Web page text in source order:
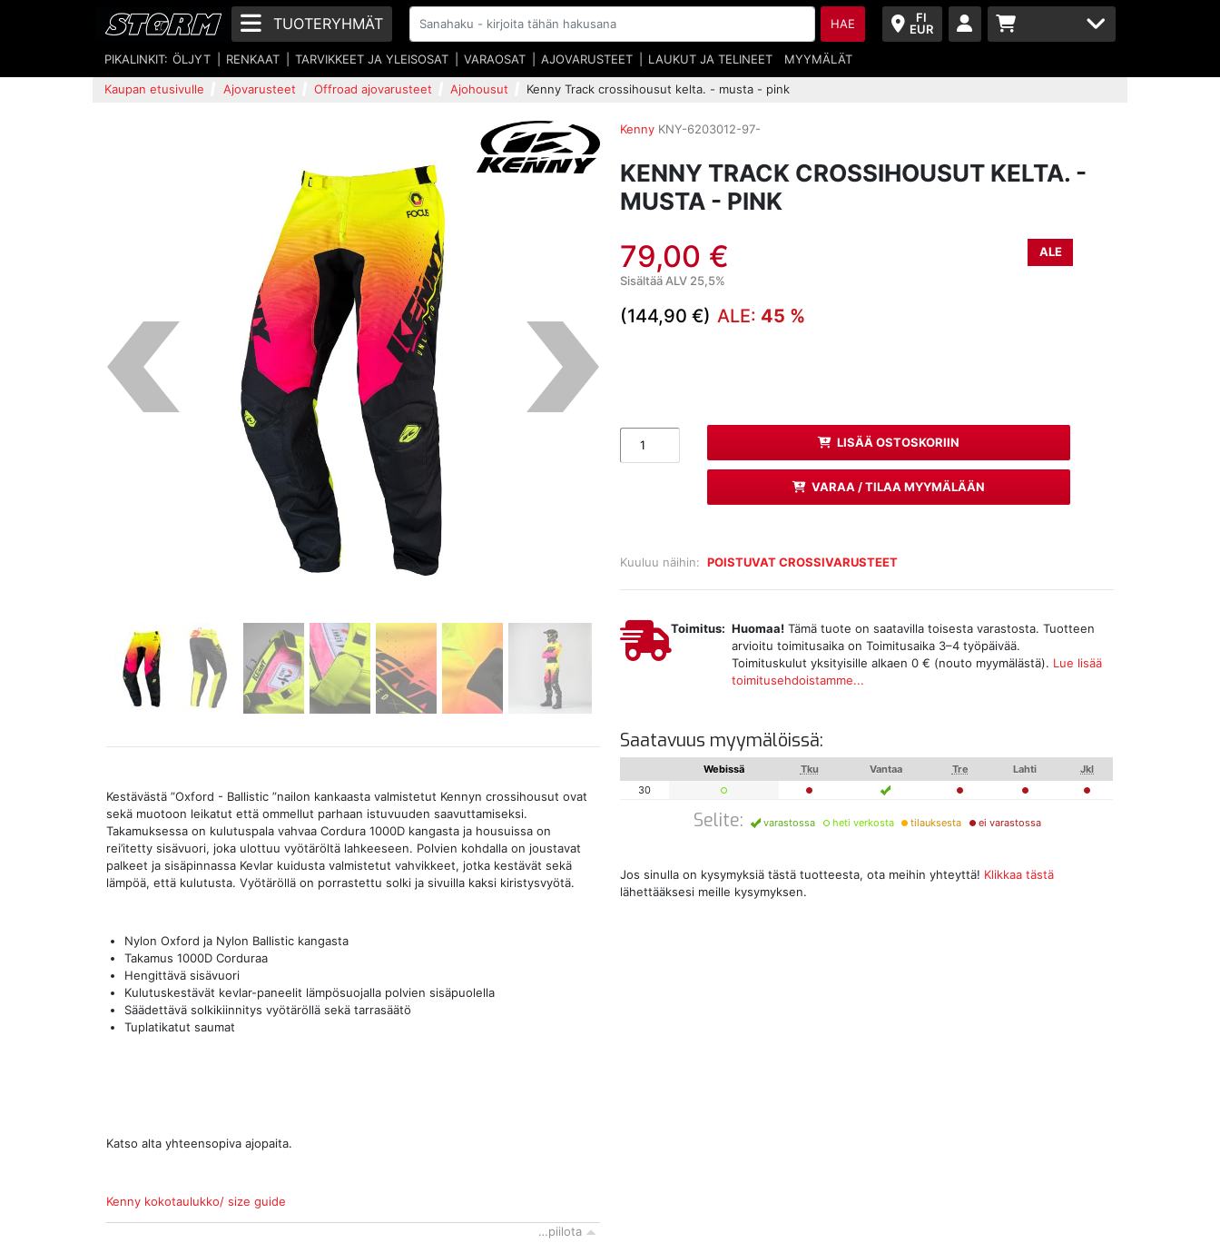
FI
EUR
TUOTERYHMÄT HAE
PIKALINKIT: ÖLJYT RENKAAT TARVIKKEET JA YLEISOSAT VARAOSAT AJOVARUSTEET LAUKUT JA TELINEET MYYMÄLÄT
Kaupan etusivulle Ajovarusteet Offroad ajovarusteet Ajohousut Kenny Track crossihousut kelta. - musta - pink
Kenny KNY-6203012-97-
KENNY TRACK CROSSIHOUSUT KELTA. -
MUSTA - PINK
79,00 €
ALE
Sisältää ALV 25,5%
(144,90 €) ALE: 45 %
LISÄÄ OSTOSKORIIN
VARAA / TILAA MYYMÄLÄÄN
Kuuluu näihin: POISTUVAT CROSSIVARUSTEET
Toimitus: Huomaa! Tämä tuote on saatavilla toisesta varastosta. Tuotteen
arvioitu toimitusaika on Toimitusaika 3–4 työpäivää.
Toimituskulut yksityisille alkaen 0 € (nouto myymälästä). Lue lisää
toimitusehdoistamme...
Saatavuus myymälöissä:
Webissä Tku Vantaa Tre Lahti
Jkl
30
Selite: varastossa heti verkosta tilauksesta ei varastossa
Jos sinulla on kysymyksiä tästä tuotteesta, ota meihin yhteyttä! Klikkaa tästä
lähettääksesi meille kysymyksen.
Kestävästä ”Oxford - Ballistic ”nailon kankaasta valmistetut Kennyn crossihousut ovat
sekä muotoon leikatut että ommellut parhaan istuvuuden saavuttamiseksi.
Takamuksessa on kulutuspala vahvaa Cordura 1000D kangasta ja housuissa on
rei’itetty sisävuori, joka ulottuu vyötäröltä lahkeeseen. Polvien kohdalla on joustavat
palkeet ja sisäpinnassa Kevlar kuidusta valmistetut vahvikkeet, jotka kestävät sekä
lämpöä, että kulutusta. Vyötäröllä on porrastettu solki ja sivuilla kaksi kiristysvyötä.
Nylon Oxford ja Nylon Ballistic kangasta
Takamus 1000D Corduraa
Hengittävä sisävuori
Kulutuskestävät kevlar-paneelit lämpösuojalla polvien sisäpuolella
Säädettävä solkikiinnitys vyötäröllä sekä tarrasäätö
Tuplatikatut saumat
Katso alta yhteensopiva ajopaita.
Kenny kokotaulukko/ size guide
…piilota